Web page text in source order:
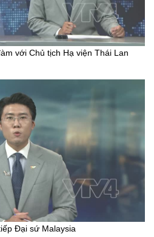
với Chủ tịch Hạ viện Thái Lan
Đại sứ Malaysia